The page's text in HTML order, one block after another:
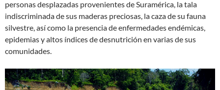
personas desplazadas provenientes de Suramérica, la tala
indiscriminada de sus maderas preciosas, la caza de su fauna
silvestre, así como la presencia de enfermedades endémicas,
epidemias y altos índices de desnutrición en varias de sus
comunidades.